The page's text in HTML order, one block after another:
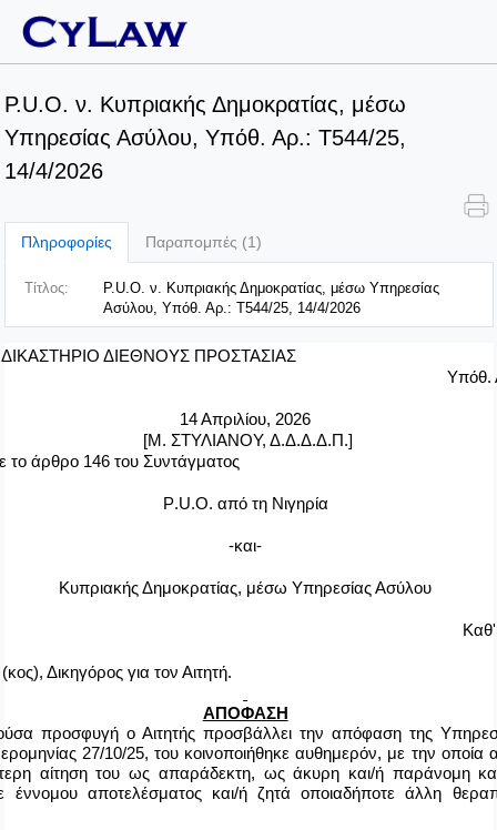
P.U.O. ν. Κυπριακής Δημοκρατίας, μέσω
Υπηρεσίας Ασύλου, Υπόθ. Αρ.: T544/25,
14/4/2026
Πληροφορίες Παραπομπές (1)
Τίτλος:
P.U.O. ν. Κυπριακής Δημοκρατίας, μέσω Υπηρεσίας
Ασύλου, Υπόθ. Αρ.: T544/25, 14/4/2026
ΔΙΚΑΣΤΗΡΙΟ ΔΙΕΘΝΟΥΣ ΠΡΟΣΤΑΣΙΑΣ
Υπόθ.
14 Απριλίου, 2026
[Μ. ΣΤΥΛΙΑΝΟΥ, Δ.Δ.Δ.Δ.Π.]
το άρθρο 146 του Συντάγματος
P.U.O. από τη Νιγηρία
-και-
Κυπριακής Δημοκρατίας, μέσω Υπηρεσίας Ασύλου
Καθ'
Δικηγόρος για τον Αιτητή.
ΑΠΟΦΑΣΗ
προσφυγή ο Αιτητής προσβάλλει την απόφαση της
27/10/25, του κοινοποιήθηκε αυθημερόν, με την οποία
αίτηση του ως απαράδεκτη, ως άκυρη και/ή παράνομη και/
έννομου αποτελέσματος και/ή ζητά οποιαδήποτε άλλη